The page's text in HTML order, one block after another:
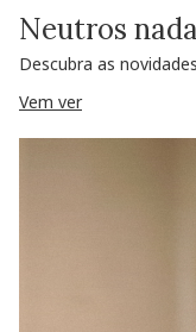
Neutros
Descubra as
Vem ver